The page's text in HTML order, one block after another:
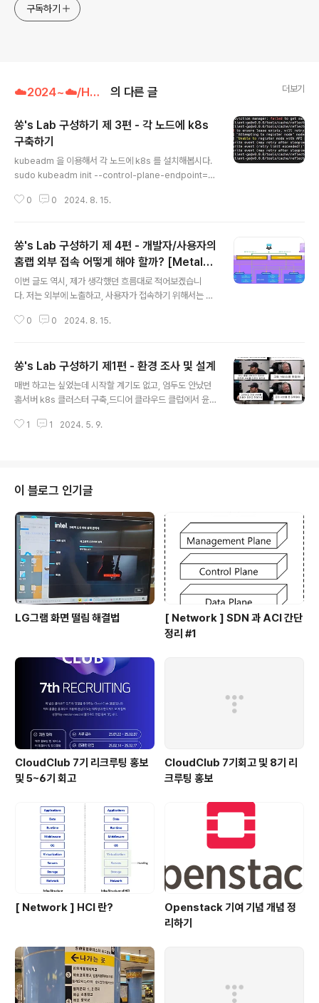
구독하기
☁️2024~☁️/HomeLabK8sWorld 의 다른 글 더보기
쏭's Lab 구성하기 제 3편 - 각 노드에 k8s
구축하기
kubeadm 을 이용해서 각 노드에 k8s 를 설치해봅시다.
sudo kubeadm init --control-plane-endpoint=m
어는 master 노드에 입력했습니다. 트러블 슈팅 ) 오류가
름 설정에 따라 쳐주시길.. 두번째 오류위 오류는 기억이
안나지만,,,설정이 꼬인걸로 판단했었습니다.해결 방법은 k
ubeadm 설정을 초기화 했습니다.다시 명령어 입력해보
면 제대로 get node 나오는걸 확인가능 CNI 설정특성/
플러그인CiliumWeave NetCalicoFlannel주요 장점최
신..
0 0 2024. 8. 15.
쏭's Lab 구성하기 제 4편 - 개발자/사용자의
홈랩 외부 접속 어떻게 해야 할까? [MetalLB
삽질]
이번 글도 역시, 제가 생각했던 흐름대로 적어보겠습니
다. 저는 외부에 노출하고, 사용자가 접속하기 위해서는 LB
다.왜냐, 사용자가 ddns -> ~~ -> ingress 의 과정으로
로 남깁니다.) 때문에 단순히 nodeport svc 를 띄워서 사
용자가 private ip:port 로 접근할 수 있도록 유도하는게
굉장히 불편할 것 같다는 생각이 들었고, 그렇기에, 일단 L
cluster ip (서비스 포트) 요런식으로 구성하기 위해 csp
0 0 2024. 8. 15.
쏭's Lab 구성하기 제1편 - 환경 조사 및 설계
매번 하고는 싶었는데 시작할 계기도 없고, 엄두도 안났던
홈서버 k8s 클러스터 구축,드디어 클라우드 클럽에서 윤
게된 이유는, 이짤에 담겨있습니다.인프라 엔지니어가 되
부분의 멤버들이 " 하드웨어까지 해야해?! " 라는 일부 멤
버들이 있었지만,저는 굴하지 않았습니다.클라우드가 만들
어진 이유도 결국 하드웨어에서 시작되었으니... 일단 홈
서버 구축전, 저의 아기자기한(?) 자취방 환경을 파악해봤
습니다. 네트워크 환경공유기 종류 및 스펙 조사 (최대 전송
속도, iptime처럼 옵션..
1 1 2024. 5. 9.
이 블로그 인기글
LG그램 화면 떨림 해결법
[ Network ] SDN 과 ACI 간단
정리 #1
CloudClub 7기 리크루팅 홍보
및 5~6기 회고
CloudClub 7기회고 및 8기 리
크루팅 홍보
[ Network ] HCI 란?
Openstack 기여 기념 개념 정
리하기